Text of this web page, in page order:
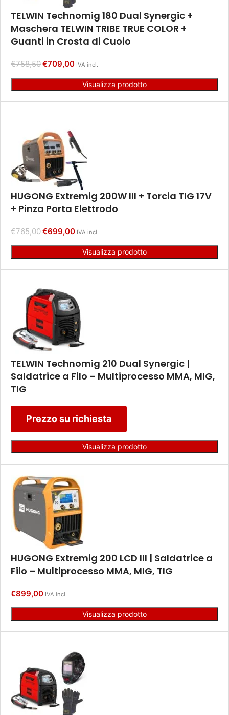
TELWIN Technomig 180 Dual Synergic +
Maschera TELWIN TRIBE TRUE COLOR +
Guanti in Crosta di Cuoio
€758,50€709,00 IVA incl.
Visualizza prodotto
HUGONG Extremig 200W III + Torcia TIG 17V
+ Pinza Porta Elettrodo
€765,00€699,00 IVA incl.
Visualizza prodotto
TELWIN Technomig 210 Dual Synergic |
Saldatrice a Filo – Multiprocesso MMA, MIG,
TIG
Prezzo su richiesta
Visualizza prodotto
HUGONG Extremig 200 LCD III | Saldatrice a
Filo – Multiprocesso MMA, MIG, TIG
€899,00 IVA incl.
Visualizza prodotto